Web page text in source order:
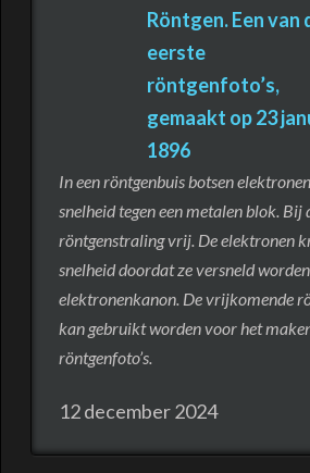
Röntgen. Een van
eerste
röntgenfoto’s,
gemaakt op23
1896
In een röntgenbuis botsen
snelheid tegen een metalen blok. Bij
röntgenstraling vrij. De elektronen
snelheid doordat ze versneld
elektronenkanon. De vrijkomende
kan gebruikt worden voor het
röntgenfoto’s.
12 december 2024